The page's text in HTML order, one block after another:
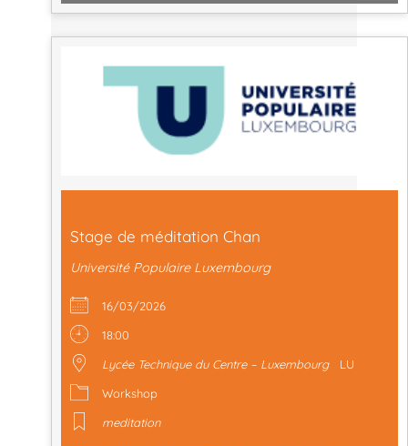
Stage de méditation Chan
Université Populaire Luxembourg
16/03/2026
18:00
Lycée Technique du Centre – Luxembourg
LU
Workshop
meditation